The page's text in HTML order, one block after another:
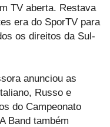
TV aberta. Restava
era do SporTV para
os direitos da Sul-
anunciou as
Russo e
do Campeonato
Band também